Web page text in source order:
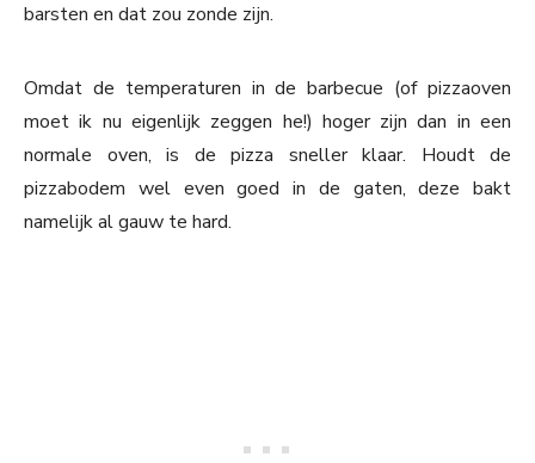
barsten en dat zou zonde zijn.
Omdat de temperaturen in de barbecue (of pizzaoven
moet ik nu eigenlijk zeggen he!) hoger zijn dan in een
normale oven, is de pizza sneller klaar. Houdt de
pizzabodem wel even goed in de gaten, deze bakt
namelijk al gauw te hard.